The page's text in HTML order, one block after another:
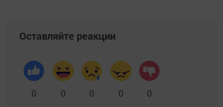
Оставляйте реакции
0 0 0 0 0